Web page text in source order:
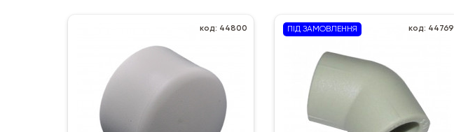
код: 44800 ПІД ЗАМОВЛЕННЯ код: 44769